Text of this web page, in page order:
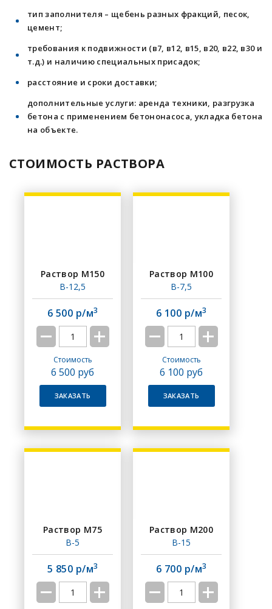
тип заполнителя – щебень разных фракций, песок,
цемент;
требования к подвижности (в7, в12, в15, в20, в22, в30 и
т.д.) и наличию специальных присадок;
расстояние и сроки доставки;
дополнительные услуги: аренда техники, разгрузка
бетона с применением бетононасоса, укладка бетона
на объекте.
СТОИМОСТЬ РАСТВОРА
Раствор M150
B-12,5
6 500 р/м3
Стоимость
6 500 руб
ЗАКАЗАТЬ
Раствор M100
В-7,5
6 100 р/м3
Стоимость
6 100 руб
ЗАКАЗАТЬ
Раствор M75
B-5
5 850 р/м3
Раствор M200
B-15
6 700 р/м3